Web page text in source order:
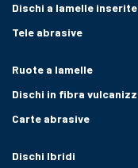
Dischi a lamelle inserite
Tele abrasive
Ruote a lamelle
Dischi in fibra
Carte abrasive
Dischi Ibridi